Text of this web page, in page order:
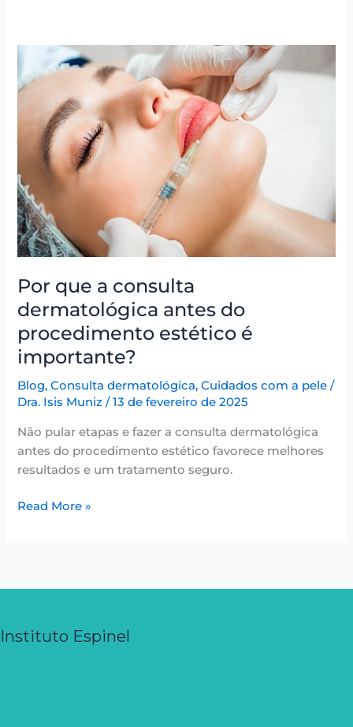
Por que a consulta
dermatológica antes do
procedimento estético é
importante?
Blog,Consulta dermatológica,Cuidados com a pele /
Dra. Isis Muniz/13 de fevereiro de 2025
Não pular etapas e fazer a consulta dermatológica
antes do procedimento estético favorece melhores
resultados e um tratamento seguro.
Por
que
a
consulta
dermatológica
antes
procedimento
estético
é
importante?
Read More »
Instituto Espinel